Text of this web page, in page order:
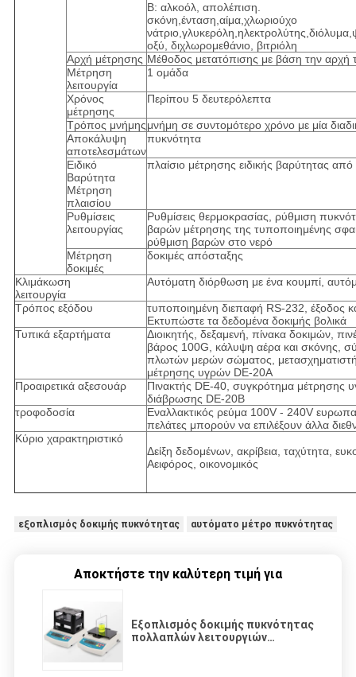
Β: αλκοόλ, απολέπιση.
σκόνη,ένταση,αίμα,χλωριούχο
οξύ, διχλωρομεθάνιο, βιτριόλη
Αρχή μέτρησης Μέθοδος μετατόπισης με βάση την αρχή
Μέτρηση
λειτουργία
1 ομάδα
Χρόνος
μέτρησης
Περίπου 5 δευτερόλεπτα
Τρόπος μνήμηςμνήμη σε συντομότερο χρόνο με μία
Αποκάλυψη
αποτελεσμάτων
πυκνότητα
Ειδικό
Βαρύτητα
Μέτρηση
πλαισίου
πλαίσιο μέτρησης ειδικής βαρύτητας
Ρυθμίσεις
λειτουργίας
Ρυθμίσεις θερμοκρασίας, ρύθμιση
βαρών μέτρησης της τυποποιημένης
ρύθμιση βαρών στο νερό
Μέτρηση
δοκιμές
δοκιμές απόσταξης
Κλιμάκωση
λειτουργία
Αυτόματη διόρθωση με ένα κουμπί,
Τρόπος εξόδου
τυποποιημένη διεπαφή RS-232, έξοδος
Εκτυπώστε τα δεδομένα δοκιμής βολικά
Τυπικά εξαρτήματα
Διοικητής, δεξαμενή, πίνακα δοκιμών,
βάρος 100G, κάλυψη αέρα και σκόνης,
πλωτών μερών σώματος,
μέτρησης υγρών DE-20A
Προαιρετικά αξεσουάρ
Πινακτής DE-40, συγκρότημα μέτρησης
διάβρωσης DE-20B
τροφοδοσία
Εναλλακτικός ρεύμα 100V - 240V
πελάτες μπορούν να επιλέξουν άλλα
Κύριο χαρακτηριστικό
Δείξη δεδομένων, ακρίβεια, ταχύτητα,
Αειφόρος, οικονομικός
εξοπλισμός δοκιμής πυκνότητας αυτόματο μέτρο πυκνότητας
Αποκτήστε την καλύτερη τιμή για
Εξοπλισμός δοκιμής πυκνότητας
πολλαπλών λειτουργιών